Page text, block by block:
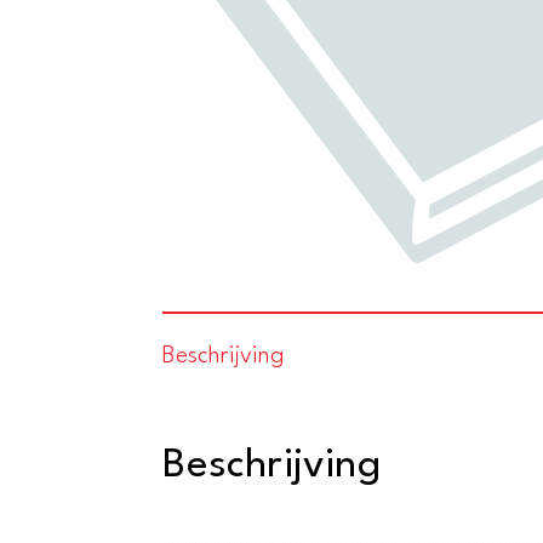
Beschrijving
Beschrijving